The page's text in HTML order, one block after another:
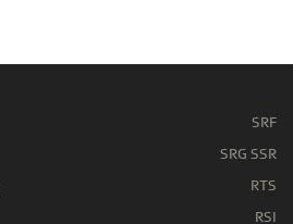
SRF
SRG SSR
RTS
RSI